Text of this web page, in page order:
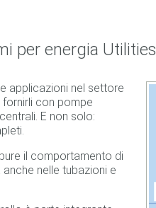
per energia Utilities
applicazioni nel settore
con pompe
E non solo:
il comportamento di
nelle tubazioni e